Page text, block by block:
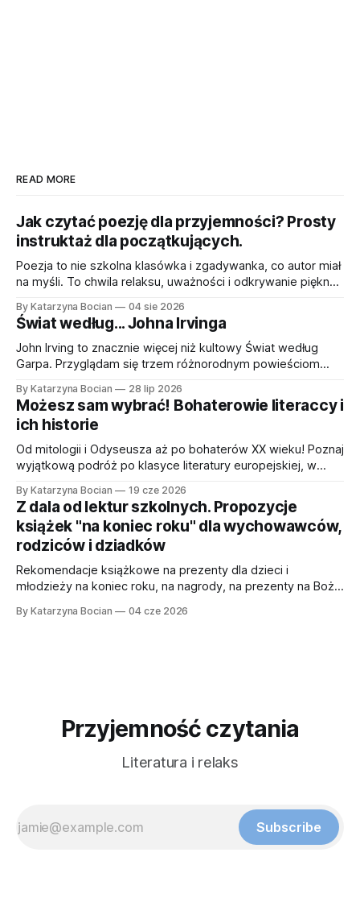
READ MORE
Jak czytać poezję dla przyjemności? Prosty
instruktaż dla początkujących.
Poezja to nie szkolna klasówka i zgadywanka, co autor miał
na myśli. To chwila relaksu, uważności i odkrywanie piękna
czytać wiersze dla przyjemności.
By Katarzyna Bocian 04 sie 2026
Świat według... Johna Irvinga
John Irving to znacznie więcej niż kultowy Świat według
Garpa. Przyglądam się trzem różnorodnym powieściom
Modlitwie za Owena – odkrywając ciekawe fabuły, czarny
humor i głęboką empatię do ekscentrycznych bohaterów.
By Katarzyna Bocian 28 lip 2026
Możesz sam wybrać! Bohaterowie literaccy i
ich historie
Od mitologii i Odyseusza aż po bohaterów XX wieku! Poznaj
wyjątkową podróż po klasyce literatury europejskiej, w
kultowych postaci w lekki, dowcipny i przystępny sposób.
By Katarzyna Bocian 19 cze 2026
Z dala od lektur szkolnych. Propozycje
książek "na koniec roku" dla wychowawców,
rodziców i dziadków
Rekomendacje książkowe na prezenty dla dzieci i
młodzieży na koniec roku, na nagrody, na prezenty na Boże
By Katarzyna Bocian 04 cze 2026
Przyjemność czytania
Literatura i relaks
Subscribe